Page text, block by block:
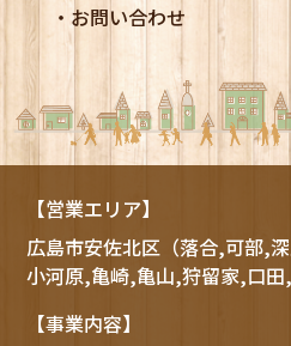
お問い合わせ
【営業エリア】
広島市安佐北区（落合,可部,
小河原,亀崎,亀山,狩留家,口田
【事業内容】